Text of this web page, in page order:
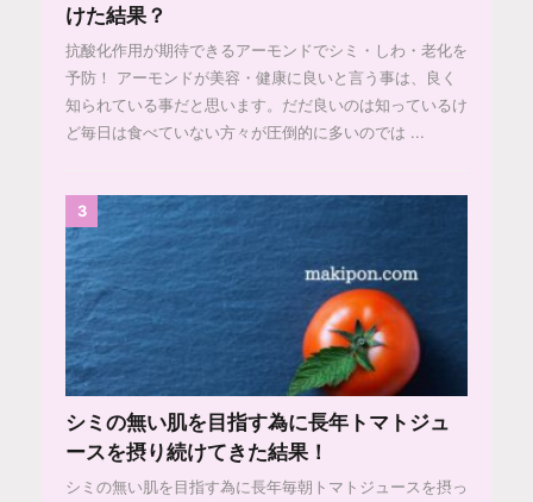
けた結果？
抗酸化作用が期待できるアーモンドでシミ・しわ・老化を
予防！ アーモンドが美容・健康に良いと言う事は、良く
知られている事だと思います。だだ良いのは知っているけ
ど毎日は食べていない方々が圧倒的に多いのでは ...
3
シミの無い肌を目指す為に長年トマトジュ
ースを摂り続けてきた結果！
シミの無い肌を目指す為に長年毎朝トマトジュースを摂っ